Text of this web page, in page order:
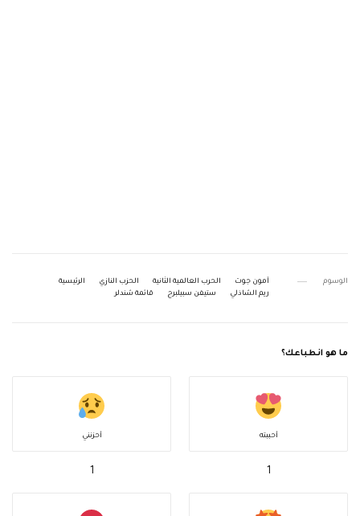
الوسوم آمون جوت الحرب العالمية الثانية الحزب النازي
الرئيسية
ريم الشاذلي
ستيفن سبيلبرج قائمة شندلر
ما هو انطباعك؟
أحببته
1
أحزنني
1